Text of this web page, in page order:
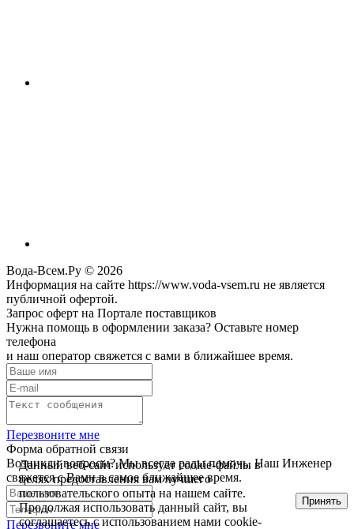
Вода-Всем.Ру © 2026
Информация на сайте https://www.voda-vsem.ru не является
публичной офертой.
Запрос оферт на Портале поставщиков
Нужна помощь в оформлении заказа? Оставьте номер
телефона
и наш оператор свяжется с вами в ближайшее время.
Перезвоните мне
Форма обратной связи
Возникли вопросы? Мы всегда рады помочь. Наш Инженер
свяжется с Вами в самое ближайшее время.
Перезвоните мне
Данный веб-сайт использует cookie-файлы в
целях предоставления вам лучшего
пользовательского опыта на нашем сайте.
Продолжая использовать данный сайт, вы
соглашаетесь с использованием нами cookie-
Принять